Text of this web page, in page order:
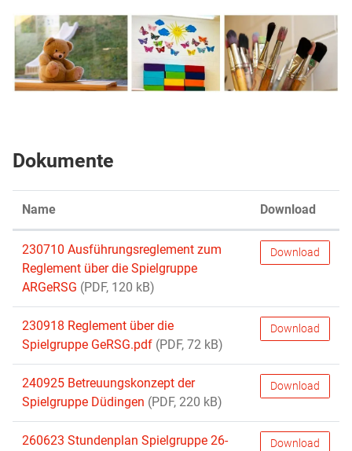
Dokumente
Name Download
230710 Ausführungsreglement zum
Reglement über die Spielgruppe
ARGeRSG (PDF, 120 kB)
Download
230918 Reglement über die
Spielgruppe GeRSG.pdf (PDF, 72 kB)
Download
240925 Betreuungskonzept der
Spielgruppe Düdingen (PDF, 220 kB)
Download
260623 Stundenplan Spielgruppe 26-
Download